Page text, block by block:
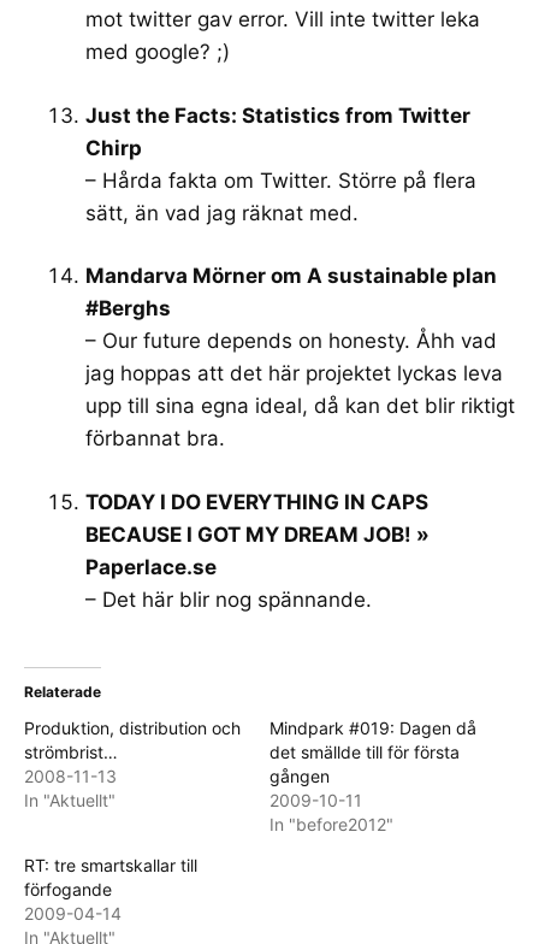
mot twitter gav error. Vill inte twitter leka
med google? ;)
Just the Facts: Statistics from Twitter
Chirp
– Hårda fakta om Twitter. Större på flera
sätt, än vad jag räknat med.
Mandarva Mörner om A sustainable plan
#Berghs
– Our future depends on honesty. Åhh vad
jag hoppas att det här projektet lyckas leva
upp till sina egna ideal, då kan det blir riktigt
förbannat bra.
TODAY I DO EVERYTHING IN CAPS
BECAUSE I GOT MY DREAM JOB! »
Paperlace.se
– Det här blir nog spännande.
Relaterade
Produktion, distribution och
strömbrist…
2008-11-13
In "Aktuellt"
Mindpark #019: Dagen då
det smällde till för första
gången
2009-10-11
In "before2012"
RT: tre smartskallar till
förfogande
2009-04-14
In "Aktuellt"